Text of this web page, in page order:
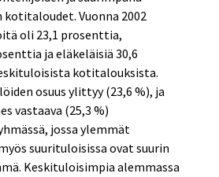
Vuonna 2002
oli 23,1 prosenttia,
ja eläkeläisiä 30,6
kotitalouksista.
osuus ylittyy (23,6 %), ja
vastaava (25,3 %)
jossa ylemmät
suurituloisissa ovat suurin
Keskituloisimpia alemmassa